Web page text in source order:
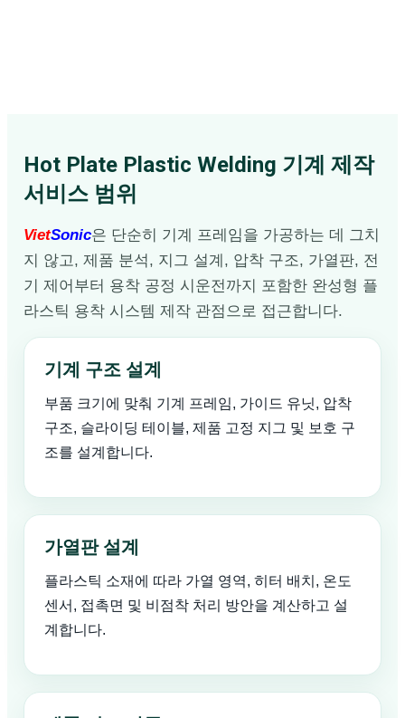
Hot Plate Plastic Welding 기계 제작
서비스 범위
VietSonic은 단순히 기계 프레임을 가공하는 데 그치
지 않고, 제품 분석, 지그 설계, 압착 구조, 가열판, 전
기 제어부터 용착 공정 시운전까지 포함한 완성형 플
라스틱 용착 시스템 제작 관점으로 접근합니다.
기계 구조 설계
부품 크기에 맞춰 기계 프레임, 가이드 유닛, 압착
구조, 슬라이딩 테이블, 제품 고정 지그 및 보호 구
조를 설계합니다.
가열판 설계
플라스틱 소재에 따라 가열 영역, 히터 배치, 온도
센서, 접촉면 및 비점착 처리 방안을 계산하고 설
계합니다.